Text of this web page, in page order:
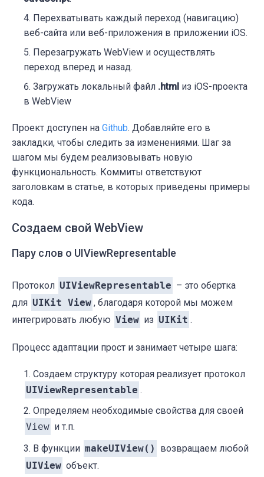
Перехватывать каждый переход (навигацию)
веб-сайта или веб-приложения в приложении iOS.
Перезагружать WebView и осуществлять
переход вперед и назад.
Загружать локальный файл .html из iOS-проекта
в WebView
Проект доступен на Github. Добавляйте его в
закладки, чтобы следить за изменениями. Шаг за
шагом мы будем реализовывать новую
функциональность. Коммиты ответствуют
заголовкам в статье, в которых приведены примеры
кода.
Создаем свой WebView
Пару слов о UIViewRepresentable
Протокол UIViewRepresentable – это обертка
для UIKit View , благодаря которой мы можем
интегрировать любую View из UIKit .
Процесс адаптации прост и занимает четыре шага:
Создаем структуру которая реализует протокол
UIViewRepresentable .
Определяем необходимые свойства для своей
View и т.п.
В функции makeUIView()
возвращаем любой
UIView объект.